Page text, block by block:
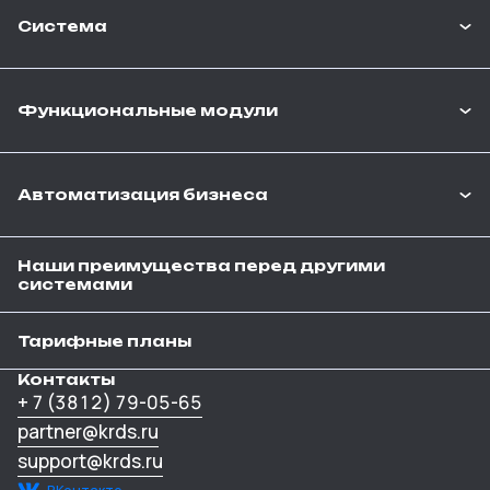
Контакты
+ 7 (3812) 79-05-65
partner@krds.ru
support@krds.ru
Система
Функциональные модули
Автоматизация бизнеса
Наши преимущества перед другими
системами
Тарифные планы